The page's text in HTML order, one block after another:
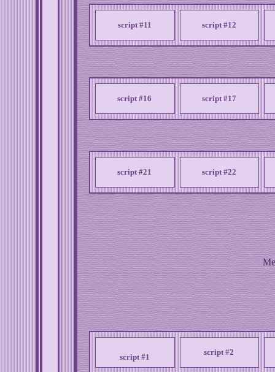
script #11 script #12
script #16 script #17
script #21 script #22
script #1
script #2